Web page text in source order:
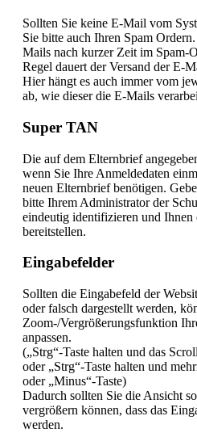
Sollten Sie keine E-Mail vom
Sie bitte auch Ihren Spam
Mails nach kurzer Zeit im Spam-
Regel dauert der Versand der E-
Hier hängt es auch immer vom
ab, wie dieser die E-Mails
Super TAN
Die auf dem Elternbrief
wenn Sie Ihre Anmeldedaten
neuen Elternbrief benötigen.
bitte Ihrem Administrator der
eindeutig identifizieren und Ihnen
bereitstellen.
Eingabefelder
Sollten die Eingabefeld der
oder falsch dargestellt werden,
Zoom-/Vergrößerungsfunktion
anpassen.
(„Strg“-Taste halten und das
oder „Strg“-Taste halten und
oder „Minus“-Taste)
Dadurch sollten Sie die Ansicht
vergrößern können, dass das
werden.